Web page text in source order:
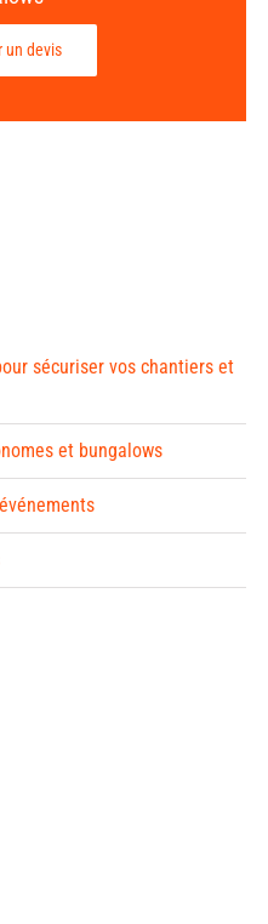
un devis
sécuriser vos chantiers et
et bungalows